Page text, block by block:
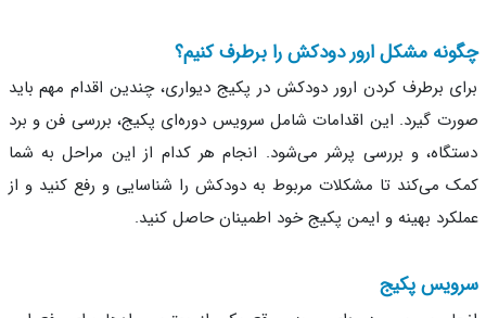
مشکل ارور دودکش را برطرف کنیم؟
برطرف کردن ارور دودکش در پکیج دیواری، چندین اقدام مهم باید
گیرد. این اقدامات شامل سرویس دوره‌ای پکیج، بررسی فن و برد
و بررسی پرشر می‌شود. انجام هر کدام از این مراحل به شما
می‌کند تا مشکلات مربوط به دودکش را شناسایی و رفع کنید و از
بهینه و ایمن پکیج خود اطمینان حاصل کنید.
پکیج